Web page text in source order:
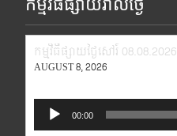
កម្មវិធីផ្សាយរាល់ថ្ងៃ
កម្មវិធីផ្សាយថ្ងៃសៅរ៍ 08.08.2026
AUGUST 8, 2026
Audio
Player
00:00